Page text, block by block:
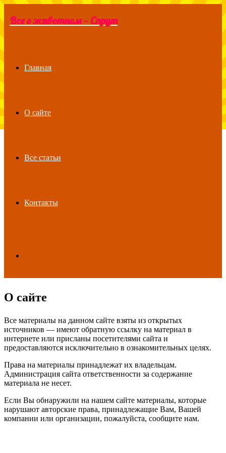
Menu
Все о животном — Спрут
Главная
О сайте
Все статьи
Контакты
for
О сайте
Все материалы на данном сайте взяты из открытых
источников — имеют обратную ссылку на материал в
интернете или присланы посетителями сайта и
предоставляются исключительно в ознакомительных целях.
Права на материалы принадлежат их владельцам.
Администрация сайта ответственности за содержание
материала не несет.
Если Вы обнаружили на нашем сайте материалы, которые
нарушают авторские права, принадлежащие Вам, Вашей
компании или организации, пожалуйста, сообщите нам.